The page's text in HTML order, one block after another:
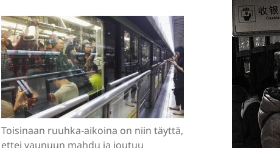
Toisinaan ruuhka-aikoina on niin täyttä,
ettei vaunuun mahdu ja joutuu